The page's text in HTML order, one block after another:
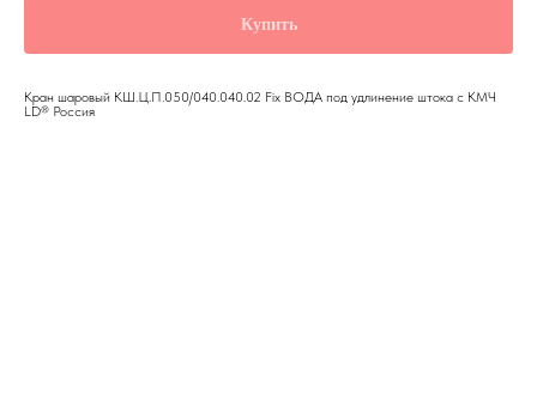
Купить
Кран шаровый КШ.Ц.П.050/040.040.02 Fix ВОДА под удлинение штока с КМЧ
LD® Россия